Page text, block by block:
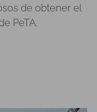
de obtener el
PeTA.